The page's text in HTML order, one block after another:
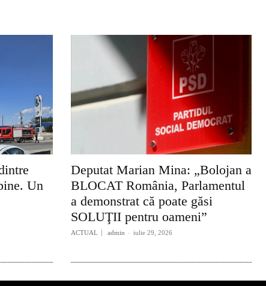
Un
Deputat Marian Mina: „Bolojan a
BLOCAT România, Parlamentul
a demonstrat că poate găsi
SOLUŢII pentru oameni”
ACTUAL admin - iulie 29, 2026